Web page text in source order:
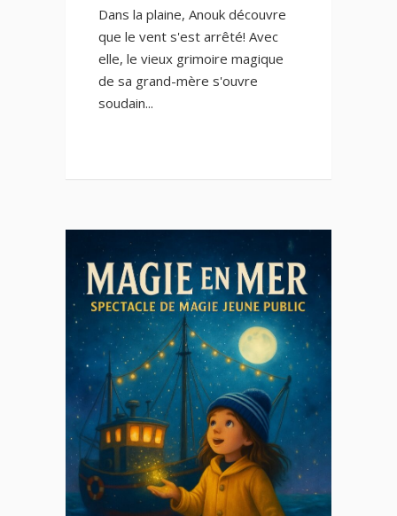
Dans la plaine, Anouk découvre
que le vent s'est arrêté! Avec
elle, le vieux grimoire magique
de sa grand-mère s'ouvre
soudain...